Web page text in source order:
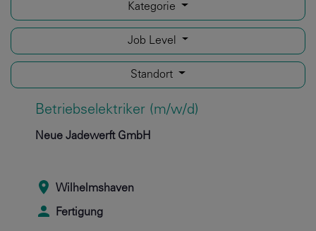
Kategorie
Job Level
Standort
Betriebselektriker (m/w/d)
Neue Jadewerft GmbH
Wilhelmshaven
Fertigung